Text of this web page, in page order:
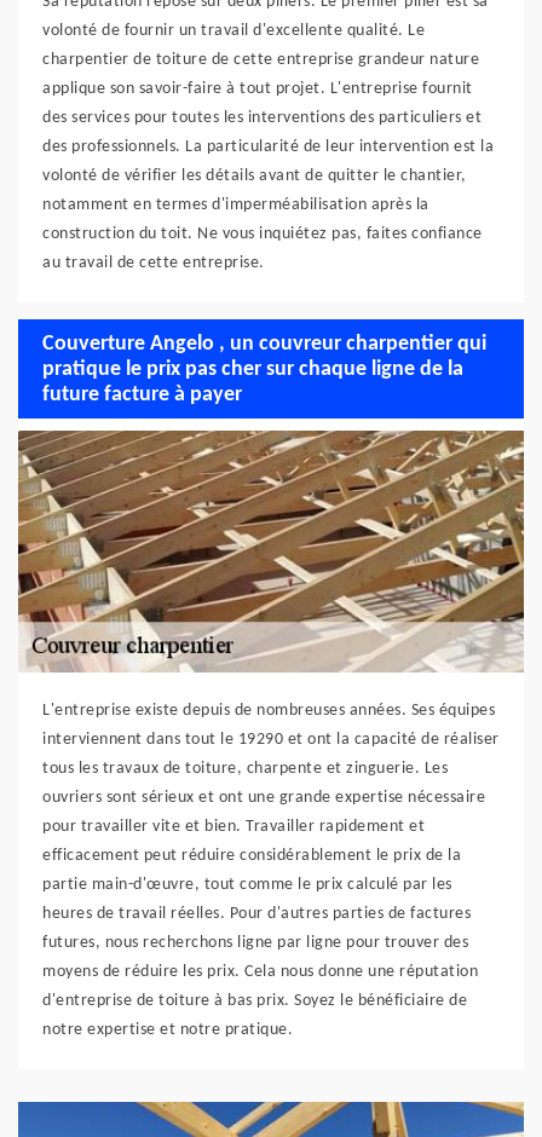
volonté de fournir un travail d'excellente qualité. Le
charpentier de toiture de cette entreprise grandeur nature
applique son savoir-faire à tout projet. L'entreprise fournit
des services pour toutes les interventions des particuliers et
des professionnels. La particularité de leur intervention est la
volonté de vérifier les détails avant de quitter le chantier,
notamment en termes d'imperméabilisation après la
construction du toit. Ne vous inquiétez pas, faites confiance
au travail de cette entreprise.
Couverture Angelo , un couvreur charpentier qui
pratique le prix pas cher sur chaque ligne de la
future facture à payer
L'entreprise existe depuis de nombreuses années. Ses équipes
interviennent dans tout le 19290 et ont la capacité de réaliser
tous les travaux de toiture, charpente et zinguerie. Les
ouvriers sont sérieux et ont une grande expertise nécessaire
pour travailler vite et bien. Travailler rapidement et
efficacement peut réduire considérablement le prix de la
partie main-d'œuvre, tout comme le prix calculé par les
heures de travail réelles. Pour d'autres parties de factures
futures, nous recherchons ligne par ligne pour trouver des
moyens de réduire les prix. Cela nous donne une réputation
d'entreprise de toiture à bas prix. Soyez le bénéficiaire de
notre expertise et notre pratique.